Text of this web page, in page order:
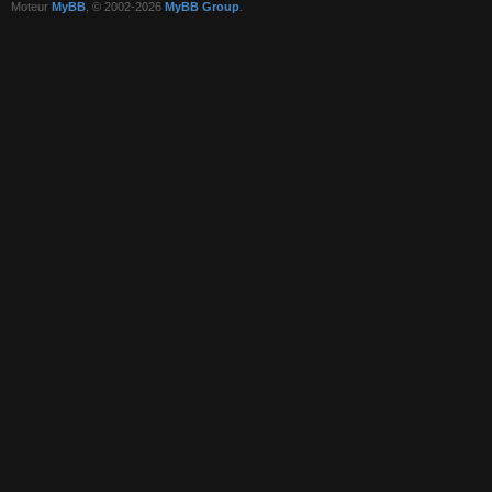
Moteur MyBB , © 2002-2026 MyBB Group